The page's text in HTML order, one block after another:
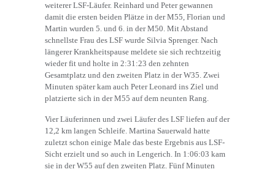
weiterer LSF-Läufer. Reinhard und Peter gewannen
damit die ersten beiden Plätze in der M55, Florian und
Martin wurden 5. und 6. in der M50. Mit Abstand
schnellste Frau des LSF wurde Silvia Sprenger. Nach
längerer Krankheitspause meldete sie sich rechtzeitig
wieder fit und holte in 2:31:23 den zehnten
Gesamtplatz und den zweiten Platz in der W35. Zwei
Minuten später kam auch Peter Leonard ins Ziel und
platzierte sich in der M55 auf dem neunten Rang.
Vier Läuferinnen und zwei Läufer des LSF liefen auf der
12,2 km langen Schleife. Martina Sauerwald hatte
zuletzt schon einige Male das beste Ergebnis aus LSF-
Sicht erzielt und so auch in Lengerich. In 1:06:03 kam
sie in der W55 auf den zweiten Platz. Fünf Minuten